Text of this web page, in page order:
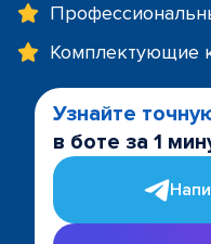
Комплектующие
Узнайте
в боте за 1